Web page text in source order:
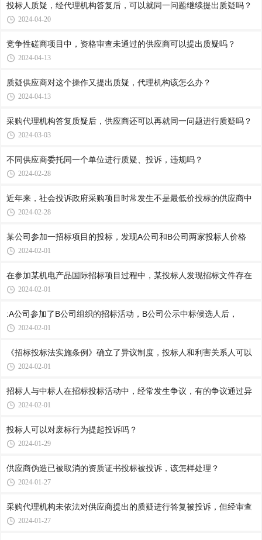
投标人质疑，经代理机构答复后，可以就同一问题继续提出质疑吗？
2024-04-20
竞争性磋商项目中，资格审查未通过的供应商可以提出质疑吗？
2024-04-13
质疑供应商对这个操作又提出质疑，代理机构该怎么办？
2024-04-13
采购代理机构答复质疑后，供应商还可以再就同一问题进行质疑吗？
2024-03-03
不同供应商委托同一个单位进行质疑、投诉，违规吗？
2024-02-28
近年来，社会投诉政府采购项目时常发生不是最低价投标的供应商中
2024-02-28
某公司参加一招标项目的投标，发现A公司和B公司两家投标人价格
2024-02-01
在参加某机电产品国际招标项目过程中，某投标人发现招标文件存在
2024-02-01
:A公司参加了B公司组织的招标活动，B公司公示中标候选人后，
2024-02-01
《招标投标法实施条例》确立了异议制度，投标人和利害关系人可以
2024-02-01
招标人与中标人在招标投标活动中，经常发生争议，有的争议通过异
2024-02-01
投标人可以对废标行为提起投诉吗？
2024-01-29
供应商伪造已被取消的资质证书投标被投诉，该怎样处理？
2024-01-27
采购代理机构未依法对供应商提出的质疑进行答复被投诉，但经审查
2024-01-27